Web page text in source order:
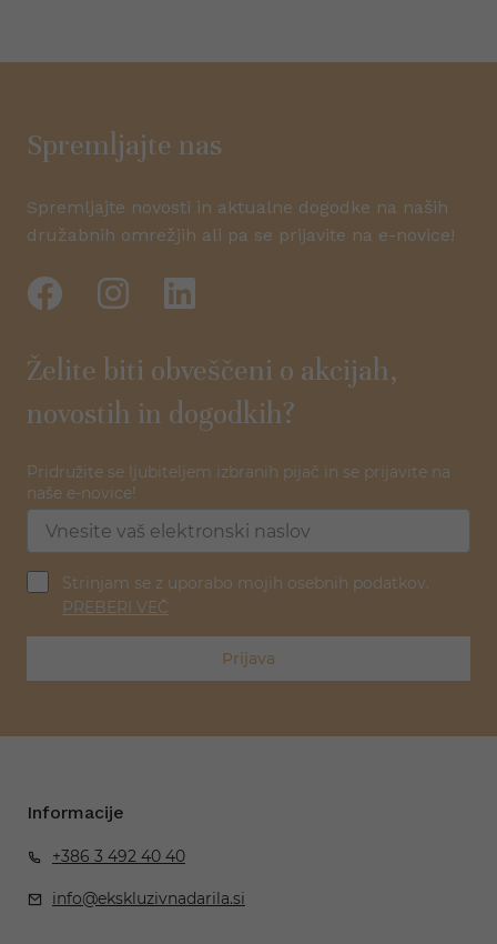
Spremljajte nas
Spremljajte novosti in aktualne dogodke na naših
družabnih omrežjih ali pa se prijavite na e-novice!
Želite biti obveščeni o akcijah,
novostih in dogodkih?
Pridružite se ljubiteljem izbranih pijač in se prijavite na
naše e-novice!
Strinjam se z uporabo mojih osebnih podatkov.
PREBERI VEČ
Prijava
Informacije
+386 3 492 40 40
info@ekskluzivnadarila.si